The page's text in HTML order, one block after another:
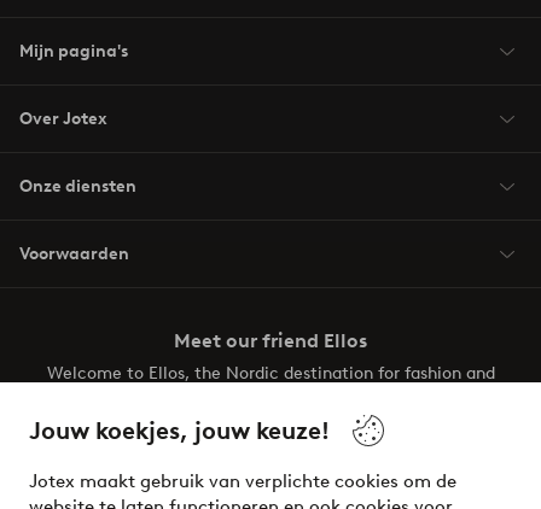
Jouw koekjes, jouw keuze!
Jotex maakt gebruik van verplichte cookies om de
Mijn pagina's
Over Jotex
Onze diensten
Voorwaarden
Meet our friend Ellos
Welcome to Ellos, the Nordic destination for fashion and
your wardrobe. Your next inspiring look is here!